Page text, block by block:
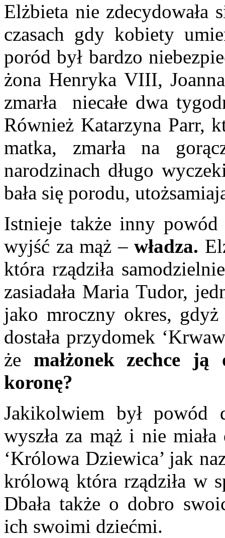
Elżbieta nie zdecydowała
czasach gdy kobiety
poród był bardzo
żona Henryka VIII,
zmarła niecałe dwa
Również Katarzyna Parr,
matka, zmarła na
narodzinach długo
bała się porodu,
Istnieje także inny powód
wyjść za mąż –władza.
która rządziła
zasiadała Maria Tudor,
jako mroczny okres, gdyż
dostała przydomek
że małżonek zechce
koronę?
Jakikolwiem był powód
wyszła za mąż i nie
‘Królowa Dziewica’ jak
królową która rządziła w
Dbała także o dobro
ich swoimi dziećmi.